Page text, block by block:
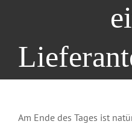
Am Ende des Tages ist